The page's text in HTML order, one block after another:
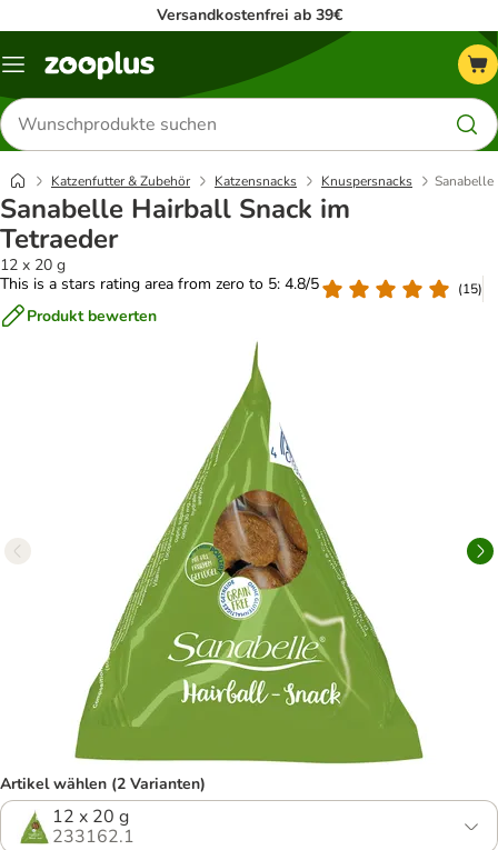
Versandkostenfrei ab 39€
Menü
Produkte
suchen
Katzenfutter & Zubehör Katzensnacks Knuspersnacks Sanabelle
Sanabelle Hairball Snack im
Tetraeder
12 x 20 g
This is a stars rating area from zero to 5: 4.8/5
(15)
Produkt bewerten
Artikel wählen (2 Varianten)
12 x 20 g
233162.1